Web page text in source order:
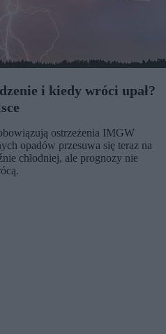
i kiedy wróci upał?
ostrzeżenia IMGW
opadów przesuwa się teraz na
chłodniej, ale prognozy nie